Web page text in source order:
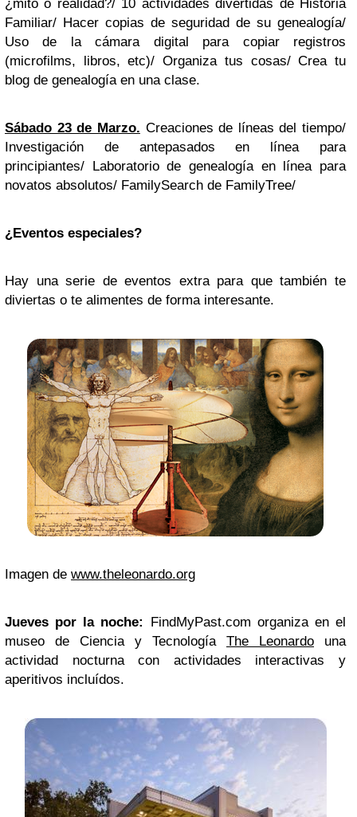
¿mito o realidad?/ 10 actividades divertidas de Historia
Familiar/ Hacer copias de seguridad de su genealogía/
Uso de la cámara digital para copiar registros
(microfilms, libros, etc)/ Organiza tus cosas/ Crea tu
blog de genealogía en una clase.
Sábado 23 de Marzo. Creaciones de líneas del tiempo/
Investigación de antepasados en línea para
principiantes/ Laboratorio de genealogía en línea para
novatos absolutos/ FamilySearch de FamilyTree/
¿Eventos especiales?
Hay una serie de eventos extra para que también te
diviertas o te alimentes de forma interesante.
Imagen de www.theleonardo.org
Jueves por la noche:
FindMyPast.com organiza en el
museo de Ciencia y Tecnología The Leonardo una
actividad nocturna con actividades interactivas y
aperitivos incluídos.